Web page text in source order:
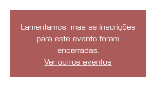
Lamentamos, mas as inscrições
para este evento foram
encerradas.
Ver outros eventos